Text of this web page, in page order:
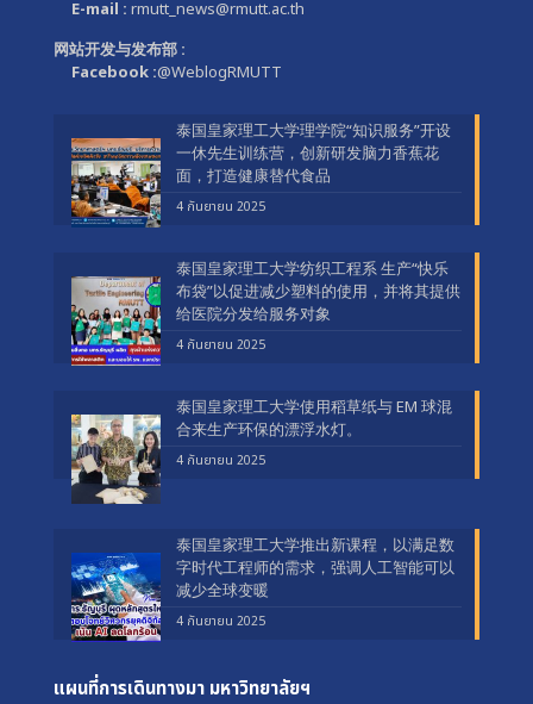
E-mail : rmutt_news@rmutt.ac.th
网站开发与发布部 :
Facebook :@WeblogRMUTT
泰国皇家理工大学理学院“知识服务”开设
一休先生训练营，创新研发脑力香蕉花
面，打造健康替代食品
4 กันยายน 2025
泰国皇家理工大学纺织工程系 生产“快乐
布袋”以促进减少塑料的使用，并将其提供
给医院分发给服务对象
4 กันยายน 2025
泰国皇家理工大学使用稻草纸与 EM 球混
合来生产环保的漂浮水灯。
4 กันยายน 2025
泰国皇家理工大学推出新课程，以满足数
字时代工程师的需求，强调人工智能可以
减少全球变暖
4 กันยายน 2025
แผนที่การเดินทางมา มหาวิทยาลัยฯ